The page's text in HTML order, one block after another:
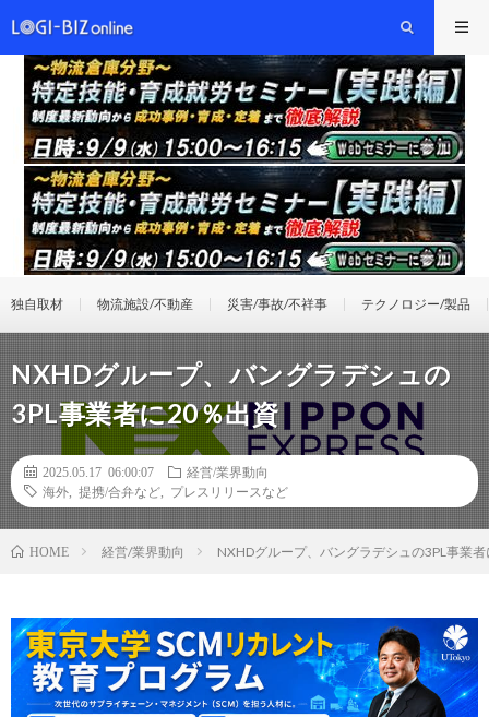
独自取材 物流施設/不動産 災害/事故/不祥事 テクノロジー/製品
NXHDグループ、バングラデシュの
3PL事業者に20％出資
2025.05.17 06:00:07
経営/業界動向
海外
提携/合弁など プレスリリースなど
HOME 経営/業界動向 NXHDグループ、バングラデシュの3PL事業